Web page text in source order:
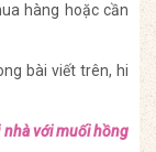
hàng hoặc cần
bài viết trên, hi
nhà với muối hồng